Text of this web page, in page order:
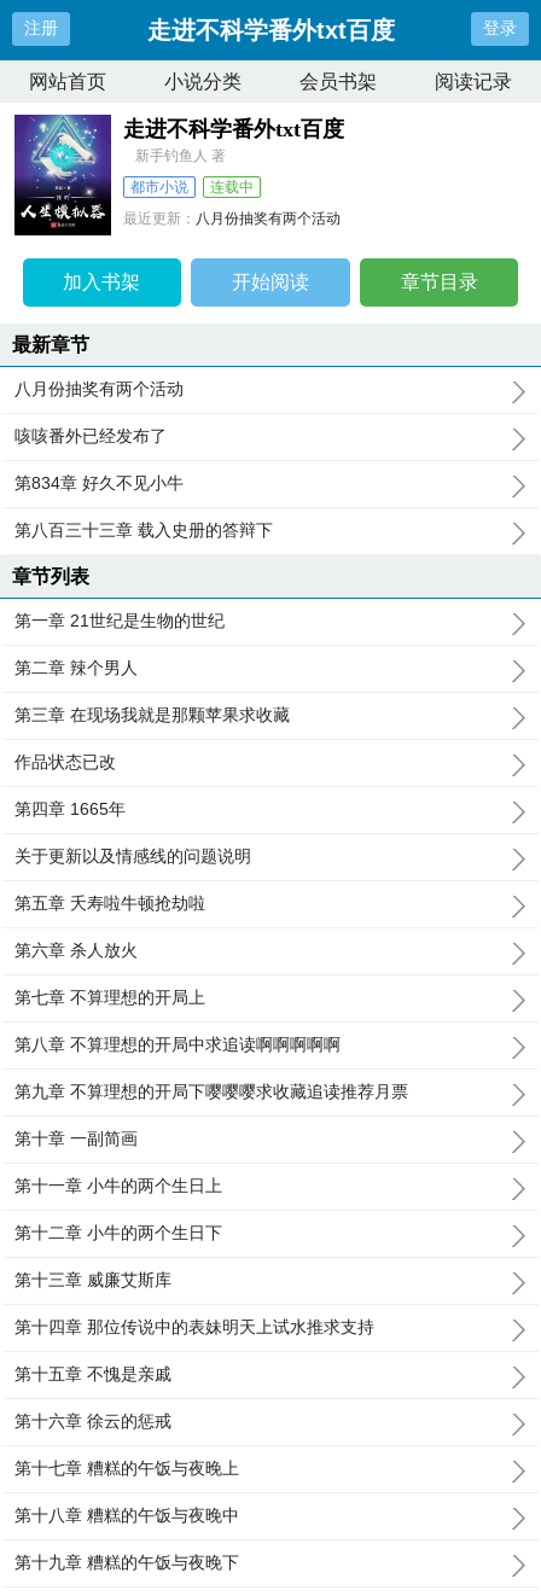
注册 走进不科学番外txt百度 登录
网站首页 小说分类 会员书架 阅读记录
走进不科学番外txt百度
新手钓鱼人 著
都市小说
连载中
最近更新： 八月份抽奖有两个活动
加入书架 开始阅读 章节目录
最新章节
八月份抽奖有两个活动
咳咳番外已经发布了
第834章 好久不见小牛
第八百三十三章 载入史册的答辩下
章节列表
第一章 21世纪是生物的世纪
第二章 辣个男人
第三章 在现场我就是那颗苹果求收藏
作品状态已改
第四章 1665年
关于更新以及情感线的问题说明
第五章 夭寿啦牛顿抢劫啦
第六章 杀人放火
第七章 不算理想的开局上
第八章 不算理想的开局中求追读啊啊啊啊啊
第九章 不算理想的开局下嘤嘤嘤求收藏追读推荐月票
第十章 一副简画
第十一章 小牛的两个生日上
第十二章 小牛的两个生日下
第十三章 威廉艾斯库
第十四章 那位传说中的表妹明天上试水推求支持
第十五章 不愧是亲戚
第十六章 徐云的惩戒
第十七章 糟糕的午饭与夜晚上
第十八章 糟糕的午饭与夜晚中
第十九章 糟糕的午饭与夜晚下